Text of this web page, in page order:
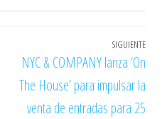
SIGUIENTE
NYC & COMPANY lanza ‘On
The House’ para impulsar la
venta de entradas para 25